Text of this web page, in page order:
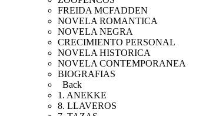
FREIDA MCFADDEN
NOVELA ROMANTICA
NOVELA NEGRA
CRECIMIENTO PERSONAL
NOVELA HISTORICA
NOVELA CONTEMPORANEA
BIOGRAFIAS
Back
1. ANEKKE
8. LLAVEROS